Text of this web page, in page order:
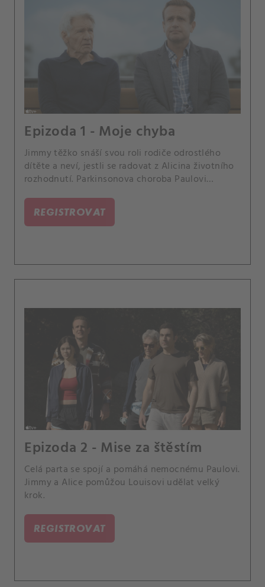
Epizoda 1 - Moje chyba
Jimmy těžko snáší svou roli rodiče odrostlého
dítěte a neví, jestli se radovat z Alicina životního
rozhodnutí. Parkinsonova choroba Paulovi
REGISTROVAT
Epizoda 2 - Mise za štěstím
Celá parta se spojí a pomáhá nemocnému Paulovi.
Jimmy a Alice pomůžou Louisovi udělat velký
krok.
REGISTROVAT